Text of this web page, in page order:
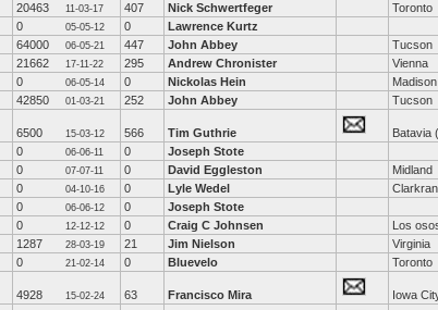
20463 11-03-17 407 Nick Schwertfeger Toronto
0 05-05-12 0 Lawrence Kurtz
64000 06-05-21 447 John Abbey Tucson
21662 17-11-22 295 Andrew Chronister Vienna
0 06-05-14 0 Nickolas Hein Madison
42850 01-03-21 252 John Abbey Tucson
6500 15-03-12 566 Tim Guthrie Batavia
0 06-06-11 0 Joseph Stote
0 07-07-11 0 David Eggleston Midland
0 04-10-16 0 Lyle Wedel
0 06-06-12 0 Joseph Stote
0 12-12-12 0 Craig C Johnsen Los
1287 28-03-19 21 Jim Nielson Virginia
0 21-02-14 0 Bluevelo Toronto
4928 15-02-24 63 Francisco Mira Iowa